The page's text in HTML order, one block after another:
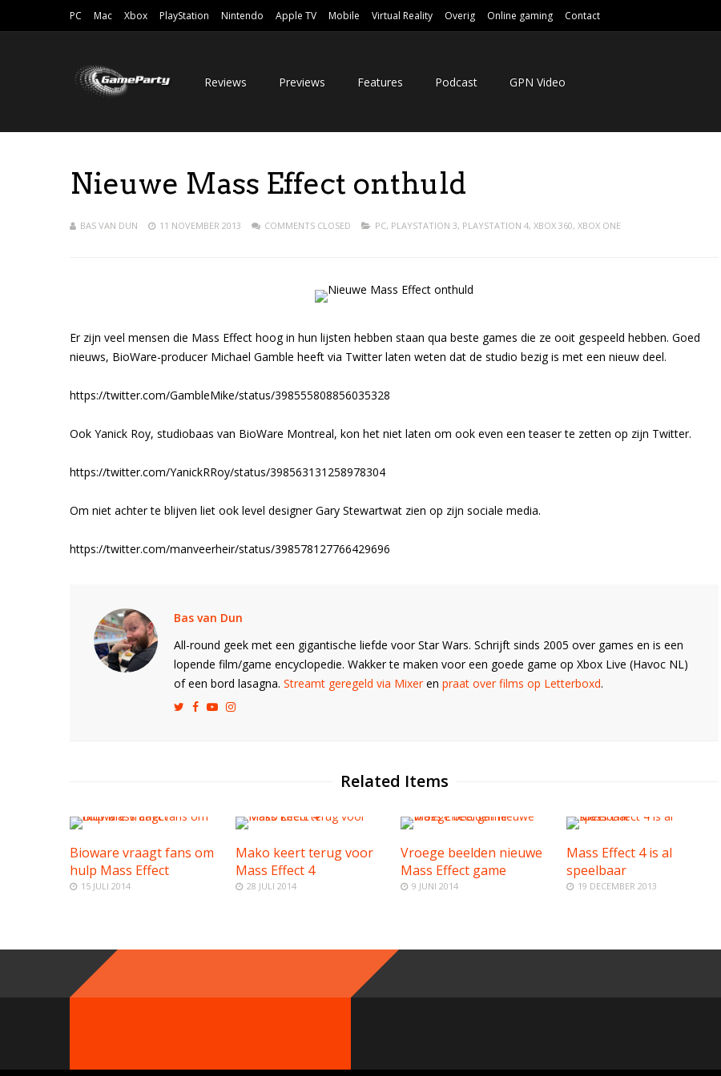
PC Mac Xbox PlayStation Nintendo Apple TV Mobile Virtual Reality Overig Online gaming Contact
Reviews Previews Features Podcast GPN Video
Nieuwe Mass Effect onthuld
BAS VAN DUN 11 NOVEMBER 2013 COMMENTS CLOSED PC, PLAYSTATION 3, PLAYSTATION 4, XBOX 360, XBOX ONE
Er zijn veel mensen die Mass Effect hoog in hun lijsten hebben staan qua beste games die ze ooit gespeeld hebben. Goed
nieuws, BioWare-producer Michael Gamble heeft via Twitter laten weten dat de studio bezig is met een nieuw deel.
https://twitter.com/GambleMike/status/398555808856035328
Ook Yanick Roy, studiobaas van BioWare Montreal, kon het niet laten om ook even een teaser te zetten op zijn Twitter.
https://twitter.com/YanickRRoy/status/398563131258978304
Om niet achter te blijven liet ook level designer Gary Stewartwat zien op zijn sociale media.
https://twitter.com/manveerheir/status/398578127766429696
Bas van Dun
All-round geek met een gigantische liefde voor Star Wars. Schrijft sinds 2005 over games en is een
lopende film/game encyclopedie. Wakker te maken voor een goede game op Xbox Live (Havoc NL)
of een bord lasagna. Streamt geregeld via Mixeren praat over films op Letterboxd.
Related Items
Bioware vraagt fans om
hulp Mass Effect
15 JULI 2014
Mako keert terug voor
Mass Effect 4
28 JULI 2014
Vroege beelden nieuwe
Mass Effect game
9 JUNI 2014
Mass Effect 4 is al
speelbaar
19 DECEMBER 2013